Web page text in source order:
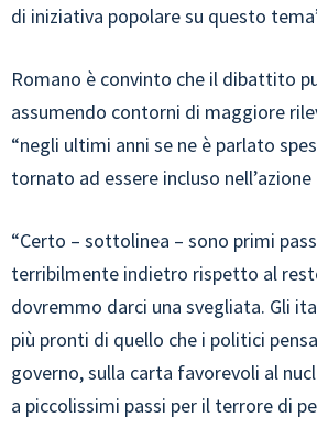
di iniziativa popolare su questo
Romano è convinto che il dibattito
assumendo contorni di maggiore
“negli ultimi anni se ne è parlato
tornato ad essere incluso nell’azione
“Certo – sottolinea – sono primi
terribilmente indietro rispetto al
dovremmo darci una svegliata. Gli
più pronti di quello che i politici
governo, sulla carta favorevoli al
a piccolissimi passi per il terrore di